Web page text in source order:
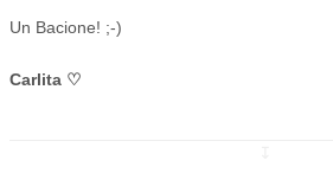
Un Bacione! ;-)
Carlita ♡